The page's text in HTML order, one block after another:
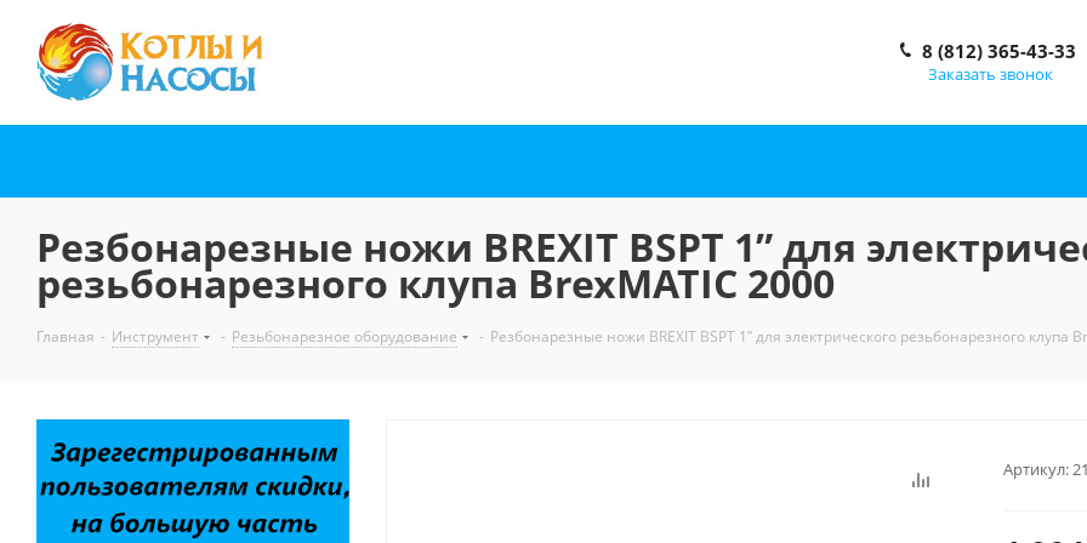
8 (812) 365-43-33
Заказать звонок
Резбонарезные ножи BREXIT BSPT 1” для
резьбонарезного клупа BrexMATIC 2000
Главная - Инструмент - Резьбонарезное оборудование - Резбонарезные ножи BREXIT BSPT 1” для электрического резьбонарезного клупа
Артикул: